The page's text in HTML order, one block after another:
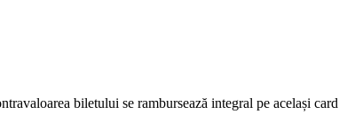
biletului se rambursează integral pe același card